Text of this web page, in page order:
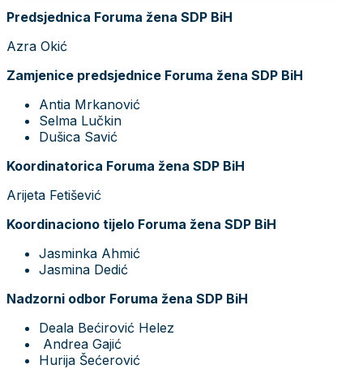
Predsjednica Foruma žena SDP BiH
Azra Okić
Zamjenice predsjednice Foruma žena SDP BiH
Antia Mrkanović
Selma Lučkin
Dušica Savić
Koordinatorica Foruma žena SDP BiH
Arijeta Fetišević
Koordinaciono tijelo Foruma žena SDP BiH
Jasminka Ahmić
Jasmina Dedić
Nadzorni odbor Foruma žena SDP BiH
Deala Bećirović Helez
Andrea Gajić
Hurija Šećerović